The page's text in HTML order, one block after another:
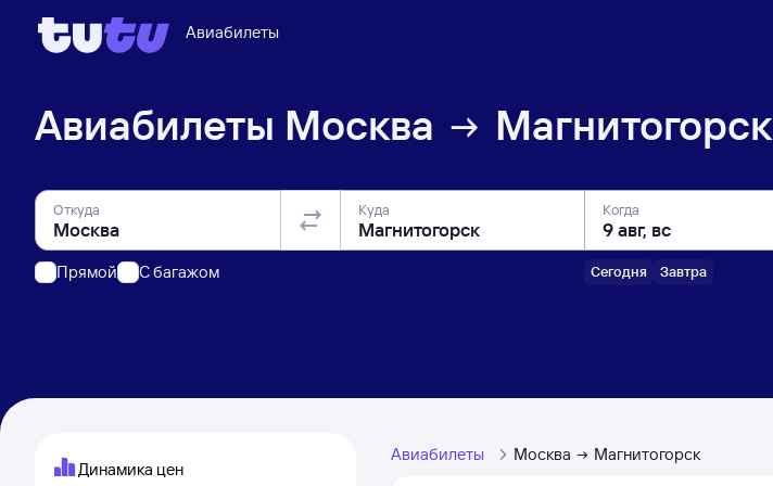
Авиабилеты
Авиабилеты Москва Магнитогорск
Откуда
Прямой C багажом
Куда Когда
Сегодня Завтра
Динамика цен
Авиабилеты Москва Магнитогорск